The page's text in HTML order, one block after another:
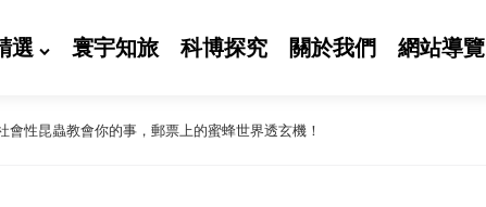
選 寰宇知旅 科博探究 關於我們 網站導覽
會性昆蟲教會你的事，郵票上的蜜蜂世界透玄機！